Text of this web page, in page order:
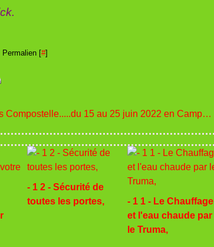
Permalien [#]
Vers Compostelle.....du 15 au 25 juin 2022 en Camping-car
- 1 2 - Sécurité de
toutes les portes,
- 1 1 - Le Chauffage
et l'eau chaude par
le Truma,